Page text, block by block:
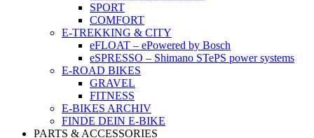
SPORT
COMFORT
E-TREKKING & CITY
eFLOAT – ePowered by Bosch
eSPRESSO – Shimano STePS power systems
E-ROAD BIKES
GRAVEL
FITNESS
E-BIKES ARCHIV
FINDE DEIN E-BIKE
PARTS & ACCESSORIES